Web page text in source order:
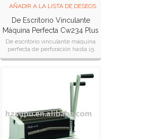
AÑADIR A LA LISTA DE DESEOS
De Escritorio Vinculante
Máquina Perfecta Cw234 Plus
De escritorio vinculante máquina
perfecta de perforación hasta 15
hojas de tono: 3:1 de espesor